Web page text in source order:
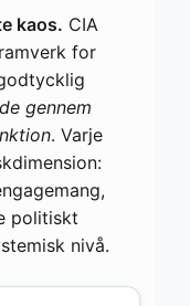
kaos. CIA
for
gennem
. Varje
politiskt
nivå.